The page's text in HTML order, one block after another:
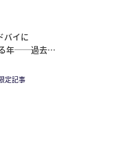
バイに
る年──過去
ュと、ミサ
年の供給
定記事